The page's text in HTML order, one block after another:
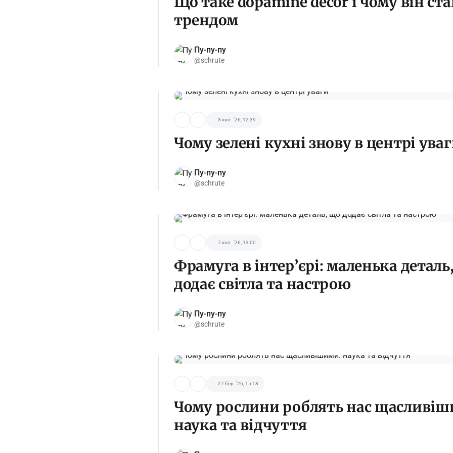
трендом
Пу-пу-пу
@schrute
3 квіт. '26, 12:39
Чому зелені кухні знову в центрі
Пу-пу-пу
@schrute
7 квіт. '26, 13:00
Фрамуга в інтер’єрі: маленька
додає світла та настрою
Пу-пу-пу
@schrute
27 бер. '26, 15:18
Чому рослини роблять нас
наука та відчуття